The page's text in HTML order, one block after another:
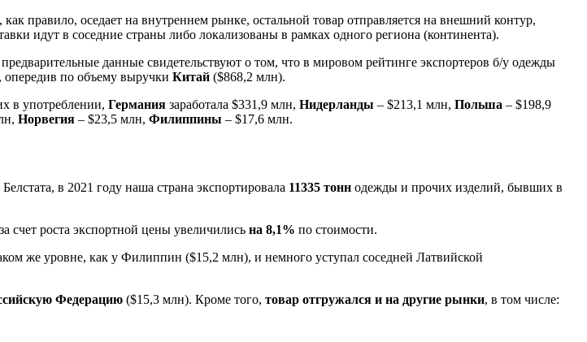
правило, оседает на внутреннем рынке, остальной товар отправляется на внешний контур,
идут в соседние страны либо локализованы в рамках одного региона (континента).
данные свидетельствуют о том, что в мировом рейтинге экспортеров б/у одежды
опередив по объему выручки Китай ($868,2 млн).
в употреблении, Германия заработала $331,9 млн, Нидерланды – $213,1 млн, Польша – $198,9
Норвегия – $23,5 млн, Филиппины – $17,6 млн.
в 2021 году наша страна экспортировала 11335 тонн одежды и прочих изделий, бывших в
счет роста экспортной цены увеличились на 8,1% по стоимости.
же уровне, как у Филиппин ($15,2 млн), и немного уступал соседней Латвийской
Федерацию ($15,3 млн). Кроме того, товар отгружался и на другие рынки, в том числе: